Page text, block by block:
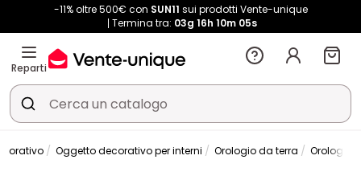
-11% oltre 500€ con SUN11 sui prodotti Vente-unique
Termina tra: 03g 16h 10m 04s
Reparti
Oggetto decorativo per interni Orologio da terra Orologio